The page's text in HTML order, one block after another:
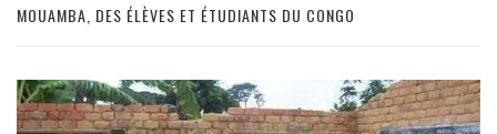
MOUAMBA, DES ÉLÈVES ET ÉTUDIANTS DU CONGO